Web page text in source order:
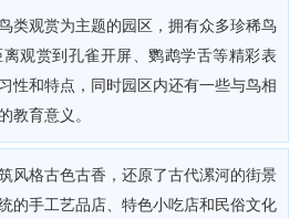
类观赏为主题的园区，拥有众多珍稀鸟
观赏到孔雀开屏、鹦鹉学舌等精彩表
性和特点，同时园区内还有一些与鸟相
教育意义。
风格古色古香，还原了古代漯河的街景
的手工艺品店、特色小吃店和民俗文化